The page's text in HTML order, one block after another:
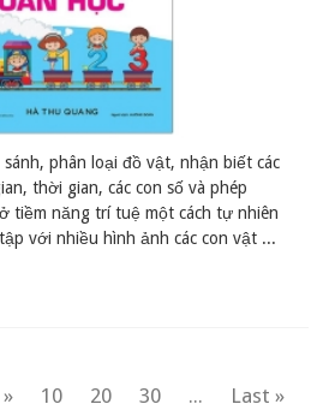
phân loại đồ vật, nhận biết các
thời gian, các con số và phép
tiềm năng trí tuệ một cách tự nhiên
với nhiều hình ảnh các con vật ...
» 10 20 30 ... Last »